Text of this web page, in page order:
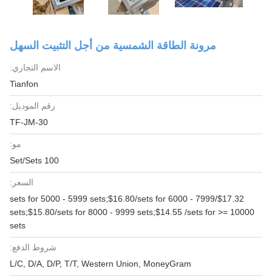
مرونة الطاقة الشمسية من أجل التثبيت السهل
الاسم التجاري:
Tianfon
رقم الموديل:
TF-JM-30
مو:
100 Set/Sets
السعر:
$17.32/sets for 5000 - 5999 sets;$16.80/sets for 6000 - 7999
sets;$15.80/sets for 8000 - 9999 sets;$14.55 /sets for >= 10000
sets
شروط الدفع:
L/C, D/A, D/P, T/T, Western Union, MoneyGram